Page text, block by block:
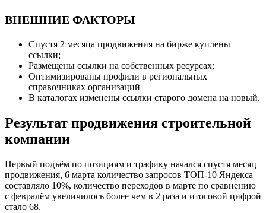
ВНЕШНИЕ ФАКТОРЫ
Спустя 2 месяца продвижения на бирже куплены
ссылки;
Размещены ссылки на собственных ресурсах;
Оптимизированы профили в региональных
справочниках организаций
В каталогах изменены ссылки старого домена на новый.
Результат продвижения строительной
компании
Первый подъём по позициям и трафику начался спустя месяц
продвижения, 6 марта количество запросов ТОП-10 Яндекса
составляло 10%, количество переходов в марте по сравнению
с февралём увеличилось более чем в 2 раза и итоговой цифрой
стало 68.